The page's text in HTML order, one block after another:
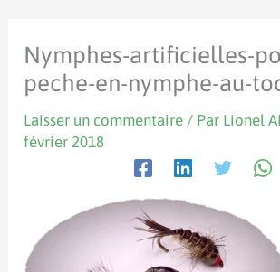
Nymphes-artificielles-
peche-en-nymphe-au-
Laisser un commentaire / Par Lionel
février 2018